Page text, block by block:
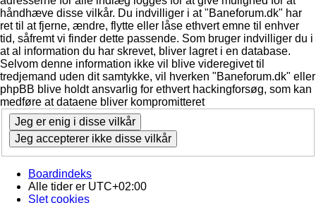
håndhæve disse vilkår. Du indvilliger i at "Baneforum.dk" har
ret til at fjerne, ændre, flytte eller låse ethvert emne til enhver
tid, såfremt vi finder dette passende. Som bruger indvilliger du i
at al information du har skrevet, bliver lagret i en database.
Selvom denne information ikke vil blive videregivet til
tredjemand uden dit samtykke, vil hverken "Baneforum.dk" eller
phpBB blive holdt ansvarlig for ethvert hackingforsøg, som kan
medføre at dataene bliver kompromitteret
Boardindeks
Alle tider er UTC+02:00
Slet cookies